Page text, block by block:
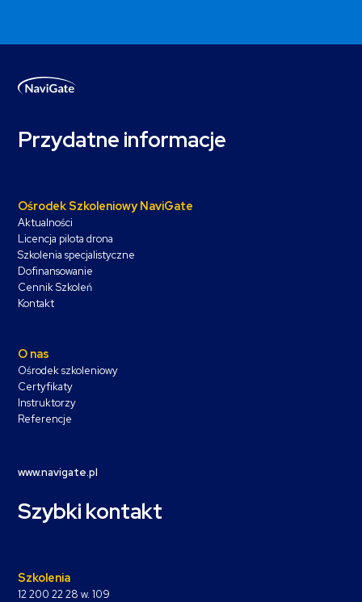
Przydatne informacje
Ośrodek Szkoleniowy NaviGate
Aktualności
Licencja pilota drona
Szkolenia specjalistyczne
Dofinansowanie
Cennik Szkoleń
Kontakt
O nas
Ośrodek szkoleniowy
Certyfikaty
Instruktorzy
Referencje
www.navigate.pl
Szybki kontakt
Szkolenia
12 200 22 28 w. 109